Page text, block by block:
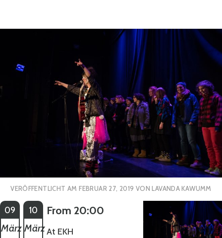
VERÖFFENTLICHT AMFEBRUAR 27, 2019 VONLAVANDA KAWUMM
09
März
10
März
From 20:00
At EKH